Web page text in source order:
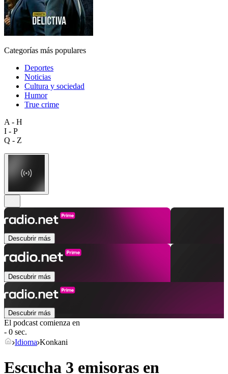
Categorías más populares
Deportes
Noticias
Cultura y sociedad
Humor
True crime
A - H
I - P
Q - Z
Descubrir más
Descubrir más
Descubrir más
El podcast comienza en
- 0 sec.
Idioma Konkani
Escucha 3 emisoras en